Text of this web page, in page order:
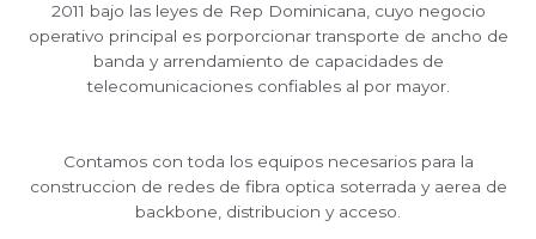
2011 bajo las leyes de Rep Dominicana, cuyo negocio
operativo principal es porporcionar transporte de ancho de
banda y arrendamiento de capacidades de
telecomunicaciones confiables al por mayor.
Contamos con toda los equipos necesarios para la
construccion de redes de fibra optica soterrada y aerea de
backbone, distribucion y acceso.